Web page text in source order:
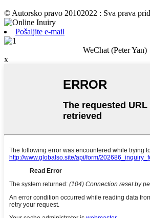
© Autorsko pravo 20102022 : Sva prava
Pošaljite e-mail
WeChat (Peter Yan)
x